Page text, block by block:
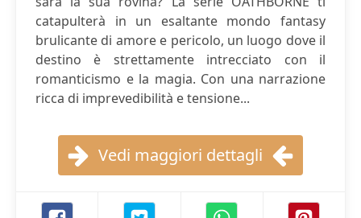
catapulterà in un esaltante mondo fantasy
brulicante di amore e pericolo, un luogo dove il
destino è strettamente intrecciato con il
romanticismo e la magia. Con una narrazione
ricca di imprevedibilità e tensione...
Vedi maggiori dettagli